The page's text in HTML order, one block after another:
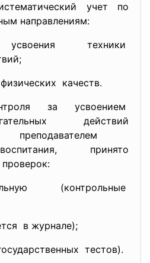
учет по
направлениям:
техники
качеств.
за усвоением
действий
преподавателем
принято
(контрольные
в журнале);
тестов).